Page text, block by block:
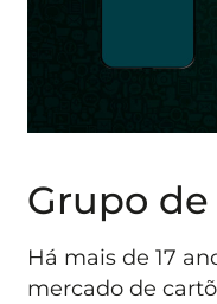
Grupo
Há mais de 17
mercado de